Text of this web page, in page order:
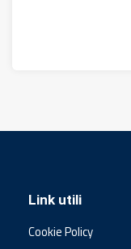
Link utili
Cookie Policy